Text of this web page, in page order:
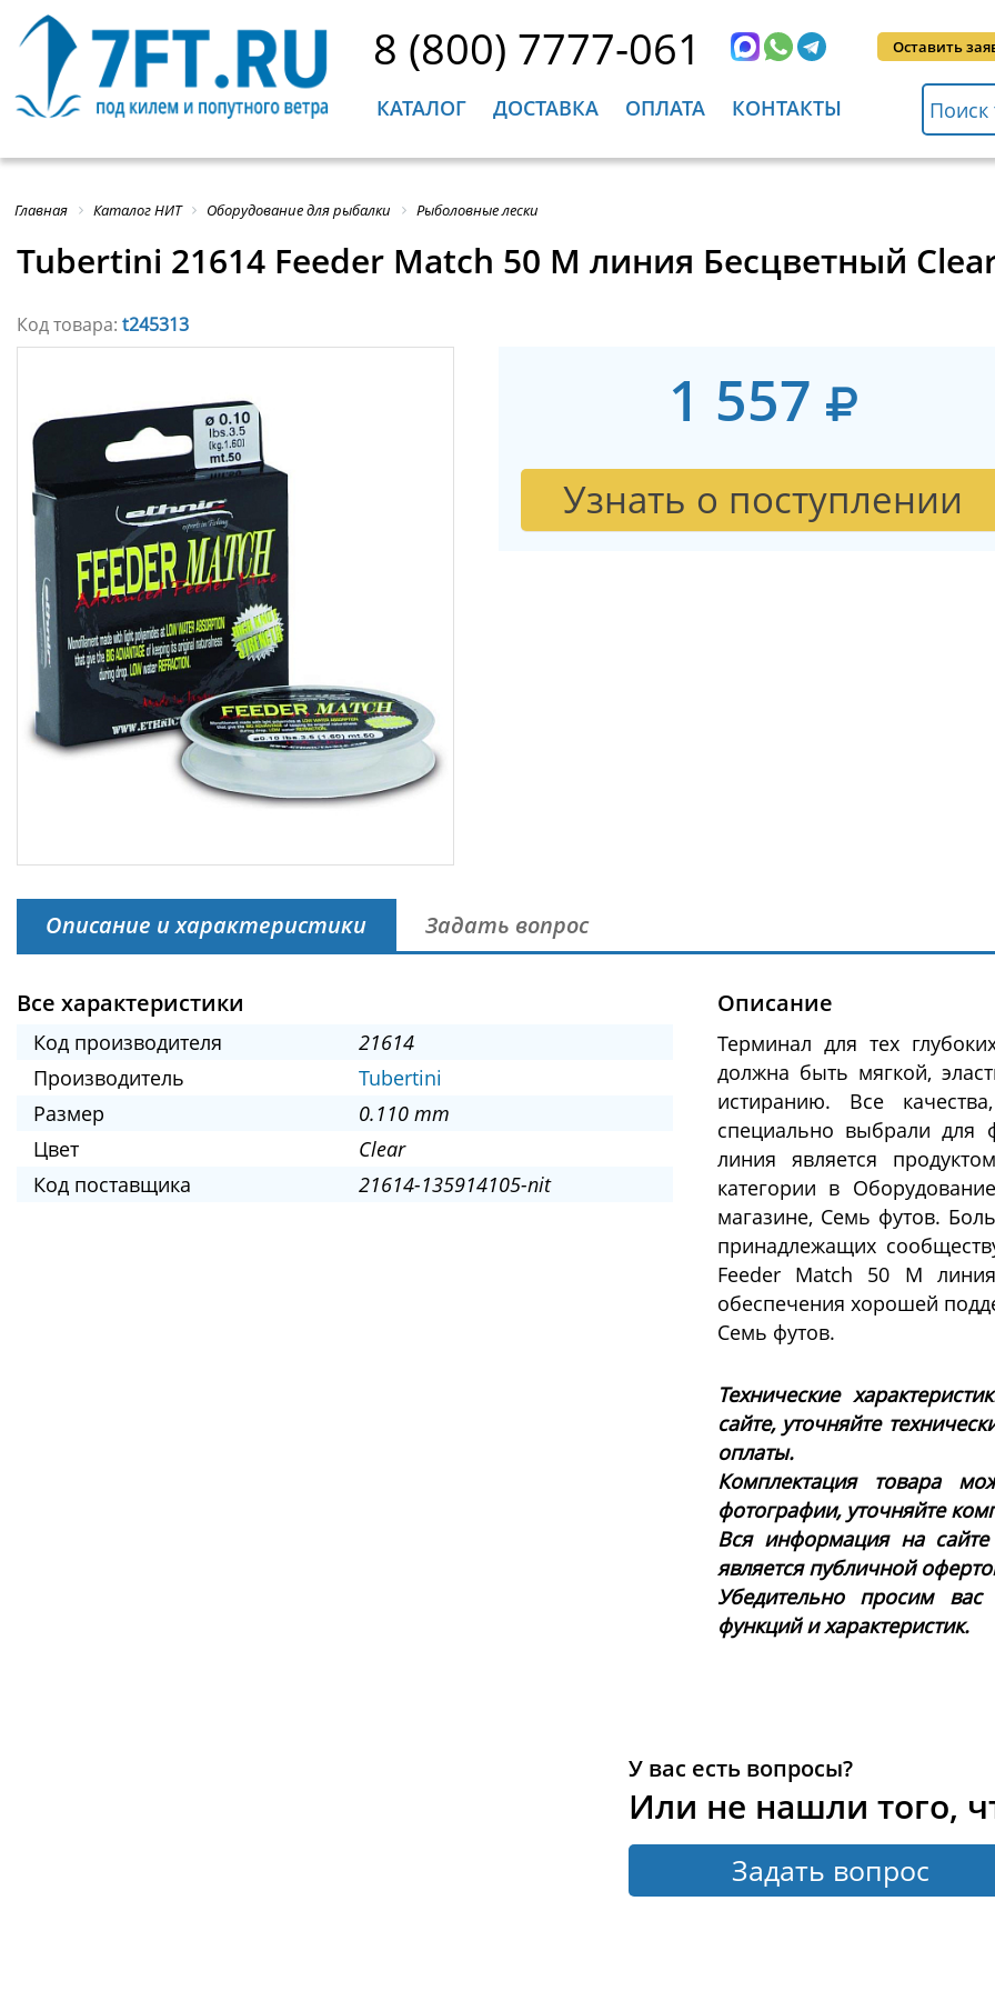
8 (800) 7777-061 Оставить
КАТАЛОГ ДОСТАВКА ОПЛАТА КОНТАКТЫ
Главная Каталог НИТ Оборудование для рыбалки Рыболовные лески
Tubertini 21614 Feeder Match 50 M линия Бесцветный
Код товара: t245313
1 557
Узнать о поступлении
Описание и характеристики Задать вопрос
Все характеристики
Код производителя
21614
Производитель
Tubertini
Размер
0.110 mm
Цвет
Clear
Код поставщика
21614-135914105-nit
Описание
Терминал для тех
должна быть мягкой,
истиранию. Все
специально выбрали для
линия является
категории в
магазине, Семь футов.
принадлежащих
Feeder Match 50 M
обеспечения хорошей
Семь футов.
Технические
сайте, уточняйте
оплаты.
Комплектация товара
фотографии, уточняйте
Вся информация на
является публичной
Убедительно просим
функций и характеристик.
У вас есть вопросы?
Или не нашли того,
Задать вопрос